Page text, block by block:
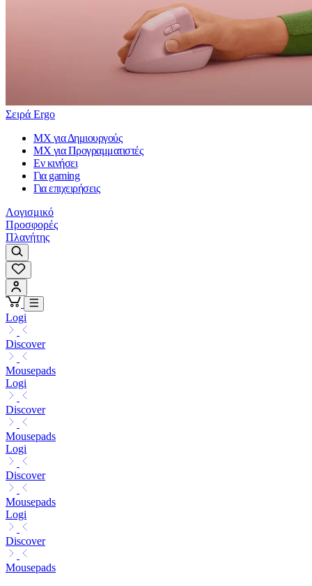
Σειρά Ergo
MX για Δημιουργούς
MX για Προγραμματιστές
Εν κινήσει
Για gaming
Για επιχειρήσεις
Λογισμικό
Προσφορές
Πλανήτης
Logi
Discover
Mousepads
Logi
Discover
Mousepads
Logi
Discover
Mousepads
Logi
Discover
Mousepads